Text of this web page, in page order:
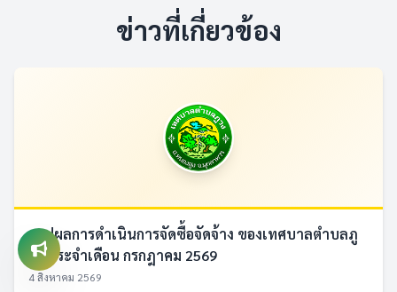
ข่าวที่เกี่ยวข้อง
สรุปผลการดำเนินการจัดซื้อจัดจ้าง ของเทศบาลตำบลภู
วง ประจำเดือน กรกฎาคม 2569
4 สิงหาคม 2569